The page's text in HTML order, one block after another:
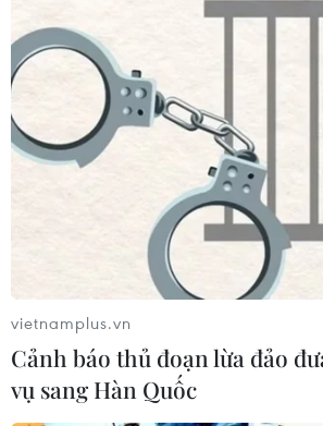
vietnamplus.vn
Cảnh báo thủ đoạn lừa đảo
vụ sang Hàn Quốc